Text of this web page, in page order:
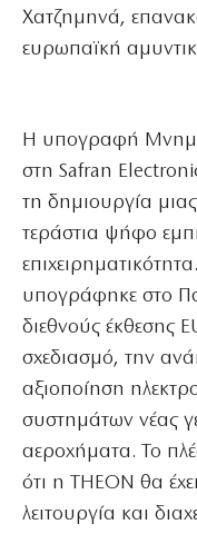
Χατζημηνά,
ευρωπαϊκή
Η υπογραφή
στη Safran
τη δημιουργία
τεράστια ψήφο
υπογράφηκε στο
διεθνούς έκθεσης
σχεδιασμό, την
αξιοποίηση
συστημάτων νέας
αεροχήματα. Το
ότι η THEON θα
λειτουργία και